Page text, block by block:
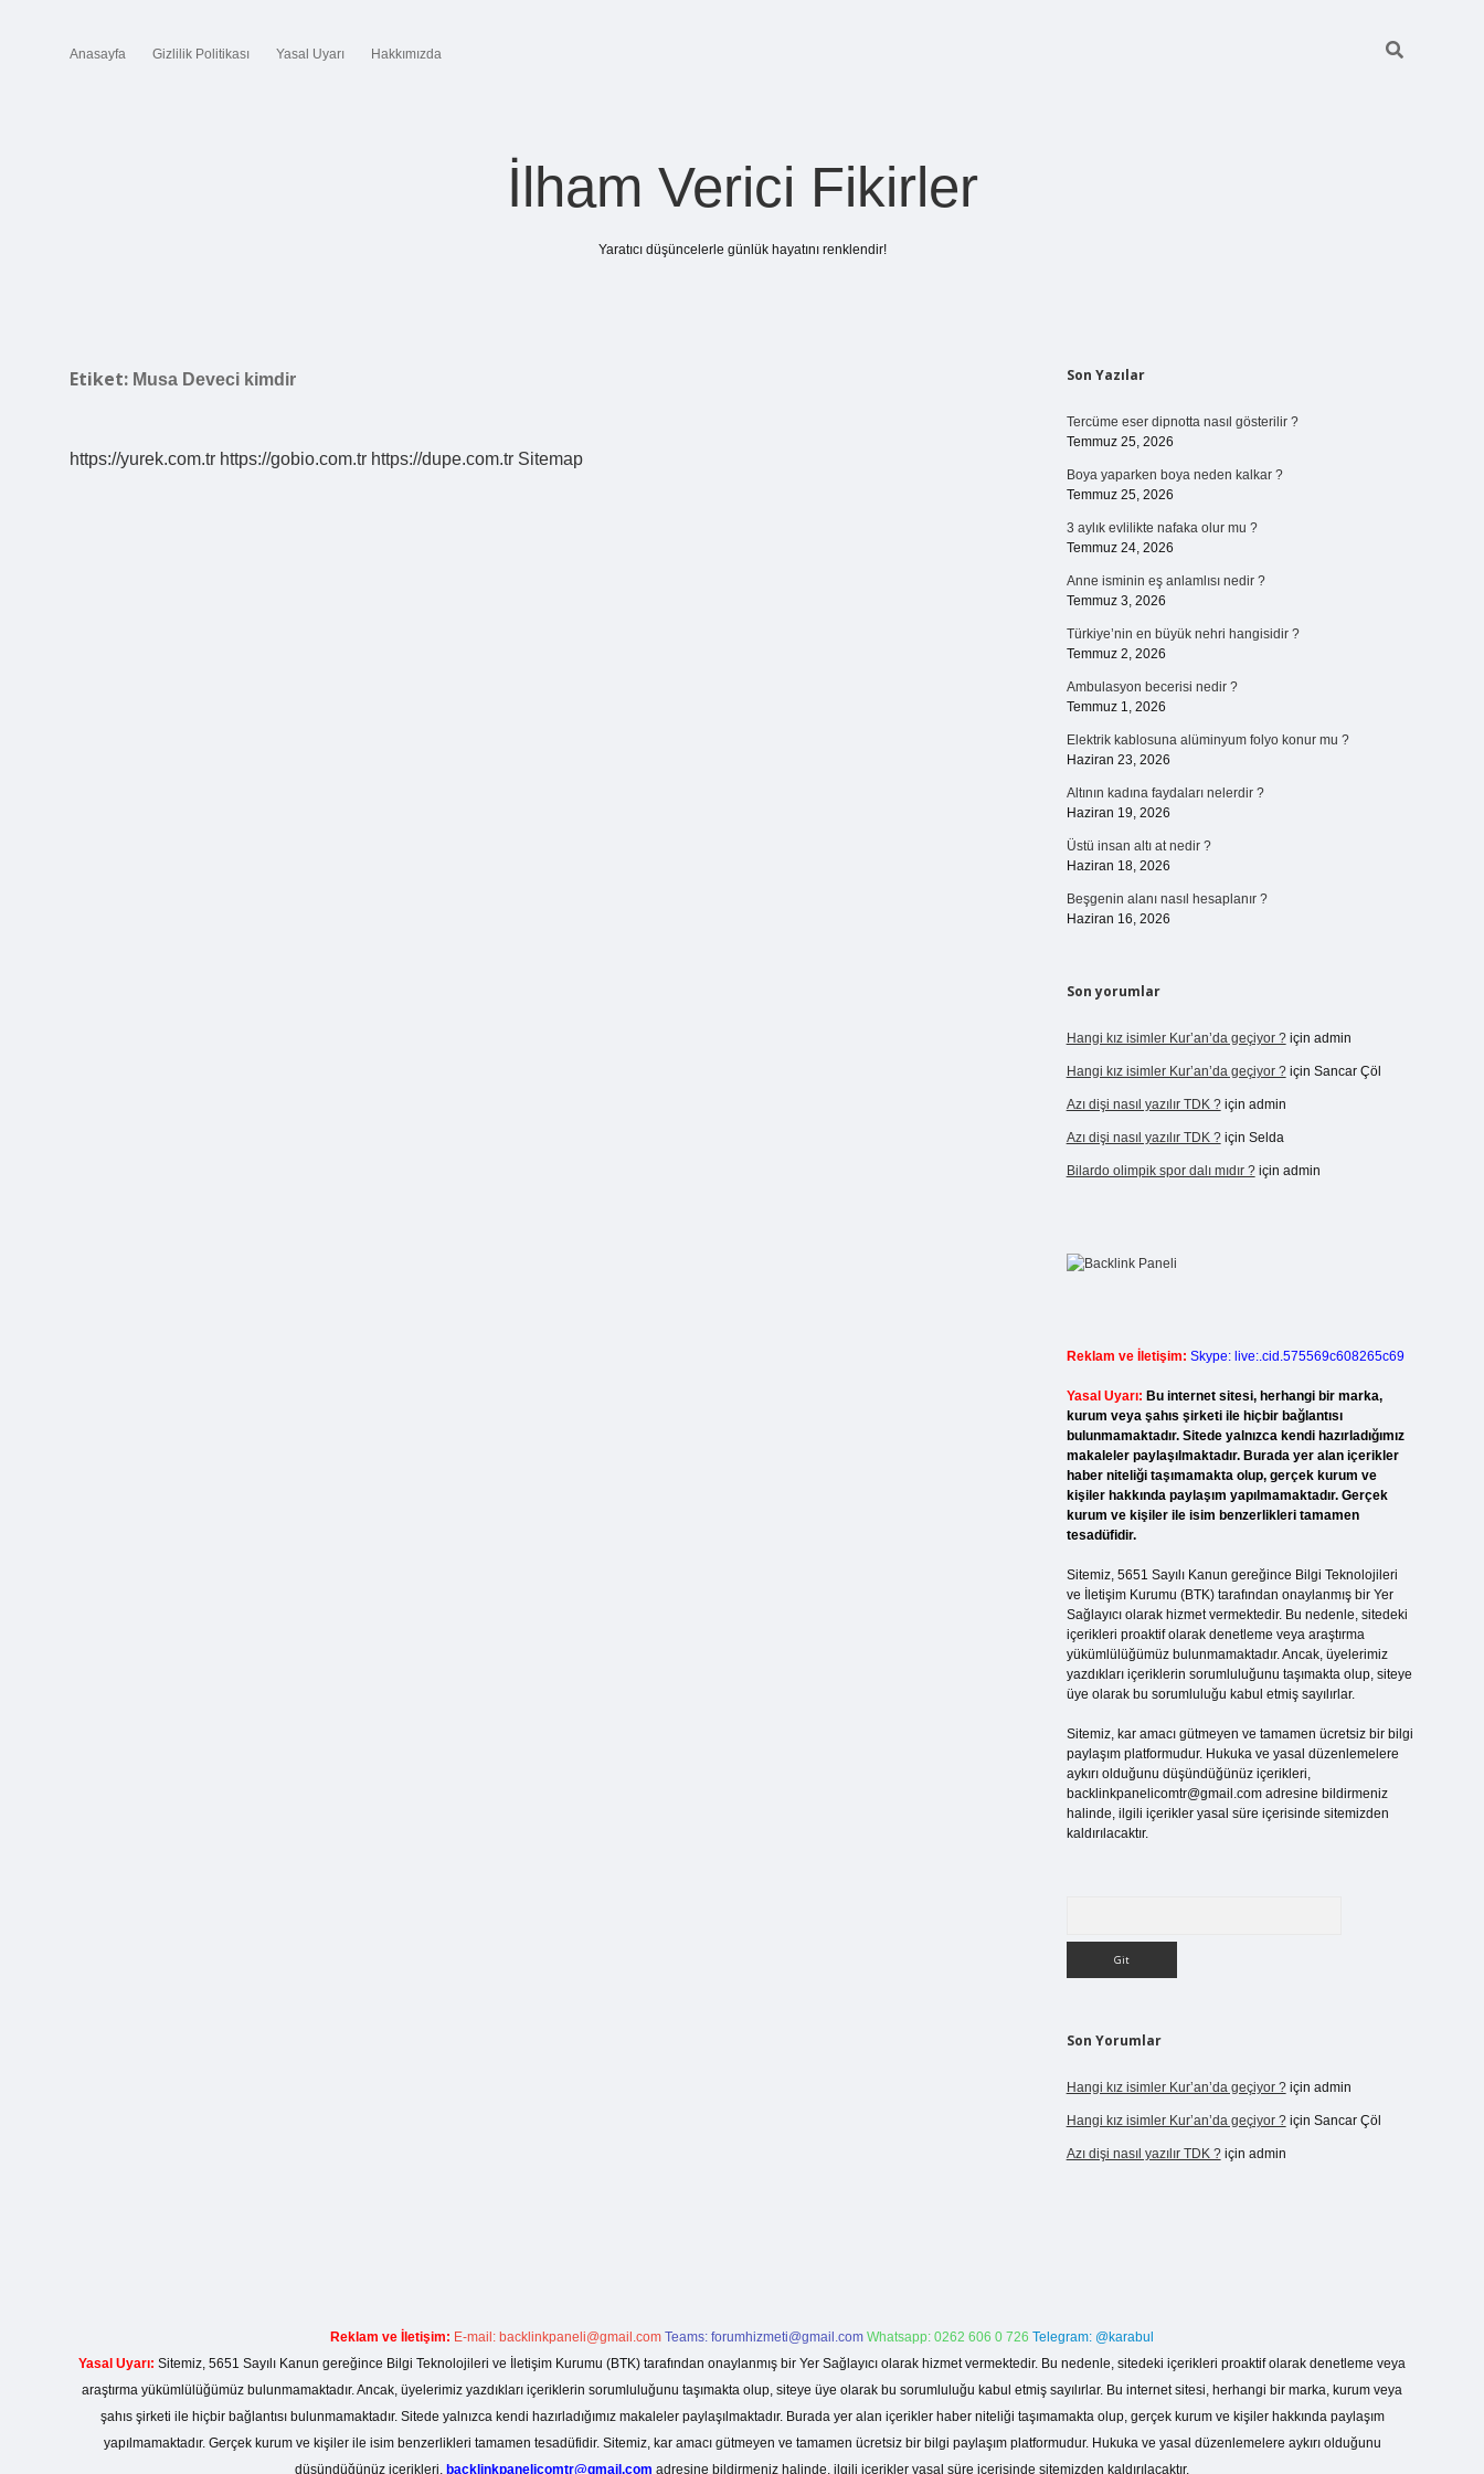
Anasayfa Gizlilik Politikası Yasal Uyarı Hakkımızda
İlham Verici Fikirler
Yaratıcı düşüncelerle günlük hayatını renklendir!
Etiket: Musa Deveci kimdir
https://yurek.com.tr https://gobio.com.tr https://dupe.com.tr Sitemap
Sidebar
Son Yazılar
Tercüme eser dipnotta nasıl gösterilir ?
Temmuz 25, 2026
Boya yaparken boya neden kalkar ?
Temmuz 25, 2026
3 aylık evlilikte nafaka olur mu ?
Temmuz 24, 2026
Anne isminin eş anlamlısı nedir ?
Temmuz 3, 2026
Türkiye’nin en büyük nehri hangisidir ?
Temmuz 2, 2026
Ambulasyon becerisi nedir ?
Temmuz 1, 2026
Elektrik kablosuna alüminyum folyo konur mu ?
Haziran 23, 2026
Altının kadına faydaları nelerdir ?
Haziran 19, 2026
Üstü insan altı at nedir ?
Haziran 18, 2026
Beşgenin alanı nasıl hesaplanır ?
Haziran 16, 2026
Son yorumlar
Hangi kız isimler Kur’an’da geçiyor ?için admin
Hangi kız isimler Kur’an’da geçiyor ?için Sancar Çöl
Azı dişi nasıl yazılır TDK ?için admin
Azı dişi nasıl yazılır TDK ?için Selda
Bilardo olimpik spor dalı mıdır ?için admin
Reklam ve İletişim: Skype: live:.cid.575569c608265c69
Yasal Uyarı: Bu internet sitesi, herhangi bir marka,
kurum veya şahıs şirketi ile hiçbir bağlantısı
bulunmamaktadır. Sitede yalnızca kendi hazırladığımız
makaleler paylaşılmaktadır. Burada yer alan içerikler
haber niteliği taşımamakta olup, gerçek kurum ve
kişiler hakkında paylaşım yapılmamaktadır. Gerçek
kurum ve kişiler ile isim benzerlikleri tamamen
tesadüfidir.
Sitemiz, 5651 Sayılı Kanun gereğince Bilgi Teknolojileri
ve İletişim Kurumu (BTK) tarafından onaylanmış bir Yer
Sağlayıcı olarak hizmet vermektedir. Bu nedenle, sitedeki
içerikleri proaktif olarak denetleme veya araştırma
yükümlülüğümüz bulunmamaktadır. Ancak, üyelerimiz
yazdıkları içeriklerin sorumluluğunu taşımakta olup, siteye
üye olarak bu sorumluluğu kabul etmiş sayılırlar.
Sitemiz, kar amacı gütmeyen ve tamamen ücretsiz bir bilgi
paylaşım platformudur. Hukuka ve yasal düzenlemelere
aykırı olduğunu düşündüğünüz içerikleri,
backlinkpanelicomtr@gmail.comadresine bildirmeniz
halinde, ilgili içerikler yasal süre içerisinde sitemizden
kaldırılacaktır.
Son Yorumlar
Hangi kız isimler Kur’an’da geçiyor ?için admin
Hangi kız isimler Kur’an’da geçiyor ?için Sancar Çöl
Azı dişi nasıl yazılır TDK ?için admin
Reklam ve İletişim: E-mail: backlinkpaneli@gmail.com Teams: forumhizmeti@gmail.com Whatsapp: 0262 606 0 726 Telegram: @karabul
Yasal Uyarı: Sitemiz, 5651 Sayılı Kanun gereğince Bilgi Teknolojileri ve İletişim Kurumu (BTK) tarafından onaylanmış bir Yer Sağlayıcı olarak hizmet vermektedir. Bu nedenle, sitedeki içerikleri proaktif olarak denetleme veya
araştırma yükümlülüğümüz bulunmamaktadır. Ancak, üyelerimiz yazdıkları içeriklerin sorumluluğunu taşımakta olup, siteye üye olarak bu sorumluluğu kabul etmiş sayılırlar. Bu internet sitesi, herhangi bir marka, kurum veya
şahıs şirketi ile hiçbir bağlantısı bulunmamaktadır. Sitede yalnızca kendi hazırladığımız makaleler paylaşılmaktadır. Burada yer alan içerikler haber niteliği taşımamakta olup, gerçek kurum ve kişiler hakkında paylaşım
yapılmamaktadır. Gerçek kurum ve kişiler ile isim benzerlikleri tamamen tesadüfidir. Sitemiz, kar amacı gütmeyen ve tamamen ücretsiz bir bilgi paylaşım platformudur. Hukuka ve yasal düzenlemelere aykırı olduğunu
düşündüğünüz içerikleri, backlinkpanelicomtr@gmail.com adresine bildirmeniz halinde, ilgili içerikler yasal süre içerisinde sitemizden kaldırılacaktır.